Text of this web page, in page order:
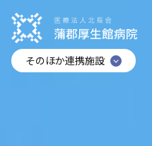
そのほか連携施設